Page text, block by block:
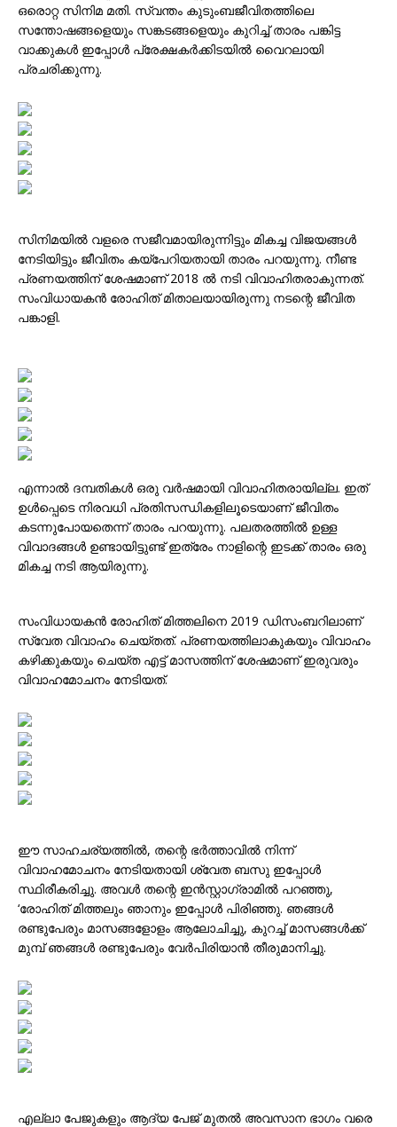
ഒരൊറ്റ സിനിമ മതി. സ്വന്തം കുടുംബജീവിതത്തിലെ
സന്തോഷങ്ങളെയും സങ്കടങ്ങളെയും കുറിച്ച് താരം പങ്കിട്ട
വാക്കുകൾ ഇപ്പോൾ പ്രേക്ഷകർക്കിടയിൽ വൈറലായി
പ്രചരിക്കുന്നു.
സിനിമയിൽ വളരെ സജീവമായിരുന്നിട്ടും മികച്ച വിജയങ്ങൾ
നേടിയിട്ടും ജീവിതം കയ്പേറിയതായി താരം പറയുന്നു. നീണ്ട
പ്രണയത്തിന് ശേഷമാണ് 2018 ൽ നടി വിവാഹിതരാകുന്നത്.
സംവിധായകൻ രോഹിത് മിതാലയായിരുന്നു നടന്റെ ജീവിത
പങ്കാളി.
എന്നാൽ ദമ്പതികൾ ഒരു വർഷമായി വിവാഹിതരായില്ല. ഇത്
ഉൾപ്പെടെ നിരവധി പ്രതിസന്ധികളിലൂടെയാണ് ജീവിതം
കടന്നുപോയതെന്ന് താരം പറയുന്നു. പലതരത്തില്‍ ഉള്ള
വിവാദങ്ങള്‍ ഉണ്ടായിട്ടുണ്ട് ഇത്രേം നാളിന്റെ ഇടക്ക് താരം ഒരു
മികച്ച നടി ആയിരുന്നു.
സംവിധായകൻ രോഹിത് മിത്തലിനെ 2019 ഡിസംബറിലാണ്
സ്വേത വിവാഹം ചെയ്തത്. പ്രണയത്തിലാകുകയും വിവാഹം
കഴിക്കുകയും ചെയ്ത എട്ട് മാസത്തിന് ശേഷമാണ് ഇരുവരും
വിവാഹമോചനം നേടിയത്.
ഈ സാഹചര്യത്തിൽ, തന്റെ ഭർത്താവിൽ നിന്ന്
വിവാഹമോചനം നേടിയതായി ശ്വേത ബസു ഇപ്പോൾ
സ്ഥിരീകരിച്ചു. അവൾ തന്റെ ഇൻസ്റ്റാഗ്രാമിൽ പറഞ്ഞു,
‘രോഹിത് മിത്തലും ഞാനും ഇപ്പോൾ പിരിഞ്ഞു. ഞങ്ങൾ
രണ്ടുപേരും മാസങ്ങളോളം ആലോചിച്ചു, കുറച്ച് മാസങ്ങൾക്ക്
മുമ്പ് ഞങ്ങൾ രണ്ടുപേരും വേർപിരിയാൻ തീരുമാനിച്ചു.
എല്ലാ പേജുകളും ആദ്യ പേജ് മുതൽ അവസാന ഭാഗം വരെ